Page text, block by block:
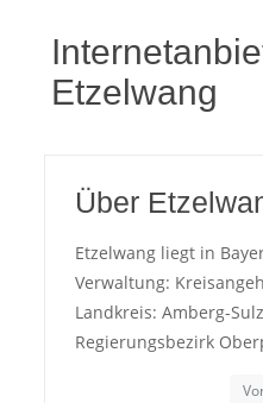
Etzelwang
Über
Etzelwang liegt in
Verwaltung:
Landkreis: Amberg-
Regierungsbezirk